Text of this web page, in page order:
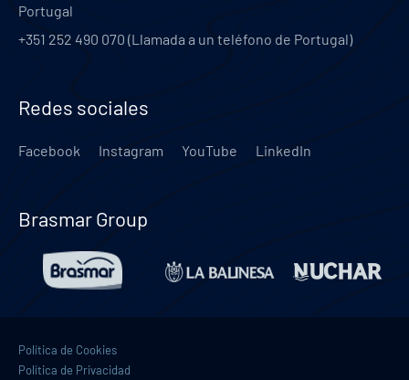
Portugal
+351 252 490 070 (Llamada a un teléfono de Portugal)
Redes sociales
Facebook Instagram YouTube LinkedIn
Brasmar Group
Política de Cookies
Política de Privacidad